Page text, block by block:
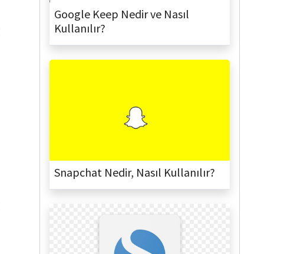
Google Keep Nedir ve Nasıl
Kullanılır?
Snapchat Nedir, Nasıl Kullanılır?